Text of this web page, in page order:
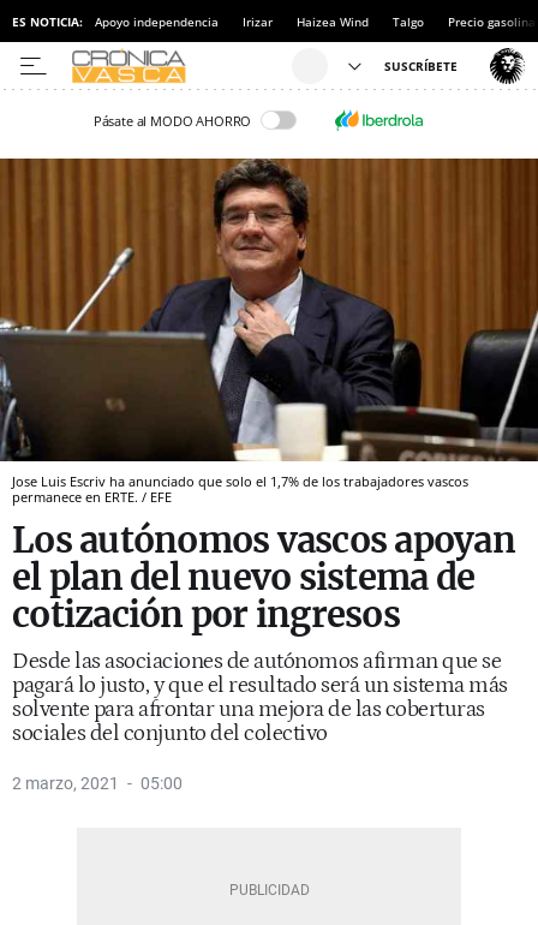
ES NOTICIA: Apoyo independencia Irizar Haizea Wind Talgo Precio gasolina
Pásate al MODO AHORRO
Jose Luis Escriv ha anunciado que solo el 1,7% de los trabajadores vascos
permanece en ERTE. / EFE
Los autónomos vascos apoyan
el plan del nuevo sistema de
cotización por ingresos
Desde las asociaciones de autónomos afirman que se
pagará lo justo, y que el resultado será un sistema más
solvente para afrontar una mejora de las coberturas
sociales del conjunto del colectivo
2 marzo, 2021 05:00